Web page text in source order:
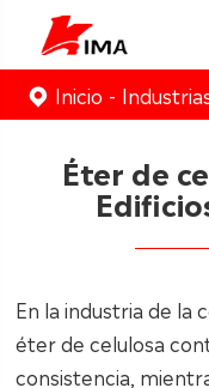
Inicio
Éter de
En la industria de la
éter de celulosa
consistencia,